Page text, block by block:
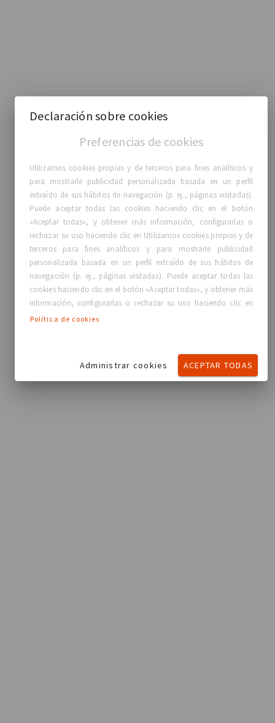
Declaración sobre cookies
Preferencias de cookies
Utilizamos cookies propias y de terceros para fines analíticos y
para mostrarle publicidad personalizada basada en un perfil
extraído de sus hábitos de navegación (p. ej., páginas visitadas).
Puede aceptar todas las cookies haciendo clic en el botón
«Aceptar todas», y obtener más información, configurarlas o
rechazar su uso haciendo clic en Utilizamos cookies propias y de
terceros para fines analíticos y para mostrarle publicidad
personalizada basada en un perfil extraído de sus hábitos de
navegación (p. ej., páginas visitadas). Puede aceptar todas las
cookies haciendo clic en el botón «Aceptar todas», y obtener más
información, configurarlas o rechazar su uso haciendo clic en
Política de cookies
Administrar cookies ACEPTAR TODAS